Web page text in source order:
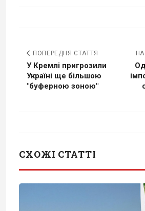
ПОПЕРЕДНЯ СТАТТЯ
У Кремлі пригрозили
Україні ще більшою
"буферною зоною"
СХОЖІ СТАТТІ